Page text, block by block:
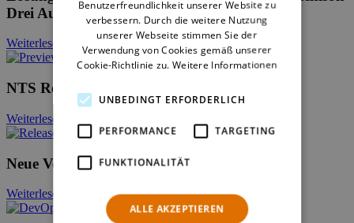
Drei Austria
Weiterlesen
NTS Retail News, Juni 2018
Weiterlesen
Neue Version: NTS Retail X6
Weiterlesen
Benutzerfreundlichkeit unserer Website zu
verbessern. Durch die weitere Nutzung
unserer Webseite stimmen Sie der
Verwendung von Cookies gemäß unserer
Cookie-Richtlinie zu. Weitere Informationen
UNBEDINGT ERFORDERLICH
PERFORMANCE TARGETING
FUNKTIONALITÄT
ALLE AKZEPTIEREN